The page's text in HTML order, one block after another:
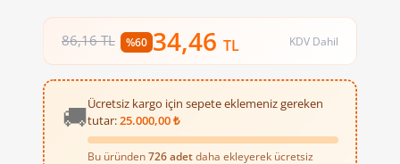
86,16 TL %60 34,46 TL KDV Dahil
🚚Ücretsiz kargo için sepete eklemeniz gereken
tutar:25.000,00 ₺
Bu üründen 726 adetdaha ekleyerek ücretsiz